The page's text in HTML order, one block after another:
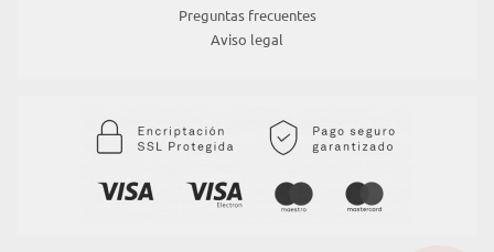
Preguntas frecuentes
Aviso legal